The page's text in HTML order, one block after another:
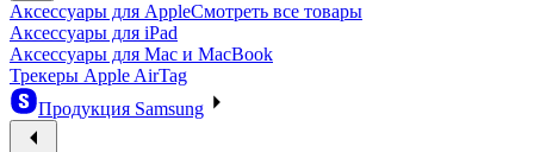
Аксессуары для AppleСмотреть все товары
Аксессуары для iPad
Аксессуары для Mac и MacBook
Трекеры Apple AirTag
Продукция Samsung